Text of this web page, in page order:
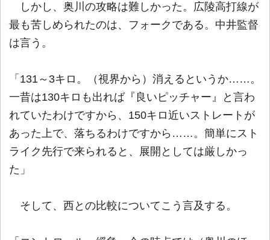
しかし、奥川の攻略は難しかった。広陵高打線が
最も苦しめられたのは、フォークである。中井監督
は言う。
「131～3キロ。（視界から）消えるというか……。
一昔は130キロも出れば『良いピッチャー』と言わ
れていたわけですから、150キロ近いストレートが
あった上で、落ちるわけですから……。簡単にスト
ライク先行で来られると、展開としては厳しかっ
た」
そして、西との比較についてこう言及する。